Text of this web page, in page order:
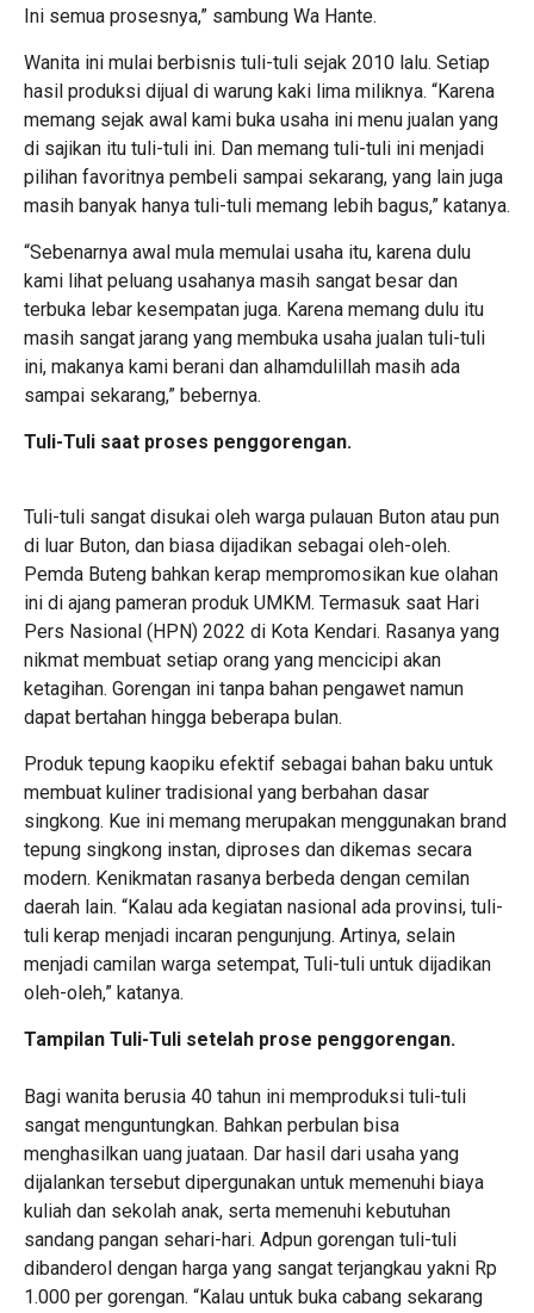
Ini semua prosesnya,” sambung Wa Hante.
Wanita ini mulai berbisnis tuli-tuli sejak 2010 lalu. Setiap
hasil produksi dijual di warung kaki lima miliknya. “Karena
memang sejak awal kami buka usaha ini menu jualan yang
di sajikan itu tuli-tuli ini. Dan memang tuli-tuli ini menjadi
pilihan favoritnya pembeli sampai sekarang, yang lain juga
masih banyak hanya tuli-tuli memang lebih bagus,” katanya.
“Sebenarnya awal mula memulai usaha itu, karena dulu
kami lihat peluang usahanya masih sangat besar dan
terbuka lebar kesempatan juga. Karena memang dulu itu
masih sangat jarang yang membuka usaha jualan tuli-tuli
ini, makanya kami berani dan alhamdulillah masih ada
sampai sekarang,” bebernya.
Tuli-Tuli saat proses penggorengan.
Tuli-tuli sangat disukai oleh warga pulauan Buton atau pun
di luar Buton, dan biasa dijadikan sebagai oleh-oleh.
Pemda Buteng bahkan kerap mempromosikan kue olahan
ini di ajang pameran produk UMKM. Termasuk saat Hari
Pers Nasional (HPN) 2022 di Kota Kendari. Rasanya yang
nikmat membuat setiap orang yang mencicipi akan
ketagihan. Gorengan ini tanpa bahan pengawet namun
dapat bertahan hingga beberapa bulan.
Produk tepung kaopiku efektif sebagai bahan baku untuk
membuat kuliner tradisional yang berbahan dasar
singkong. Kue ini memang merupakan menggunakan brand
tepung singkong instan, diproses dan dikemas secara
modern. Kenikmatan rasanya berbeda dengan cemilan
daerah lain. “Kalau ada kegiatan nasional ada provinsi, tuli-
tuli kerap menjadi incaran pengunjung. Artinya, selain
menjadi camilan warga setempat, Tuli-tuli untuk dijadikan
oleh-oleh,” katanya.
Tampilan Tuli-Tuli setelah prose penggorengan.
Bagi wanita berusia 40 tahun ini memproduksi tuli-tuli
sangat menguntungkan. Bahkan perbulan bisa
menghasilkan uang juataan. Dar hasil dari usaha yang
dijalankan tersebut dipergunakan untuk memenuhi biaya
kuliah dan sekolah anak, serta memenuhi kebutuhan
sandang pangan sehari-hari. Adpun gorengan tuli-tuli
dibanderol dengan harga yang sangat terjangkau yakni Rp
1.000 per gorengan. “Kalau untuk buka cabang sekarang